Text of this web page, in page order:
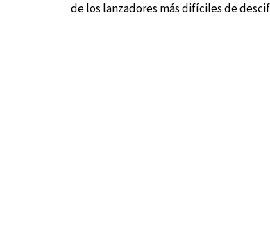
de los lanzadores más difíciles de